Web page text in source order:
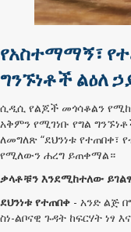
የአስተማማኝ፣
ግንኙነቶች ልዕለ
ሲዲሲ የልጆች መጎሳቆልን
አቅምን የሚገነቡ የግል
ለመግለጽ “ደህንነቱ የተጠበቀ፣
የሚለውን ሐረግ ይጠቀማል።
ቃላቶቹን እንደሚከተለው
ደህንነቱ የተጠበቀ - አንድ ልጅ
ስነ-ልቦናዊ ጉዳት ከፍርሃት ነፃ